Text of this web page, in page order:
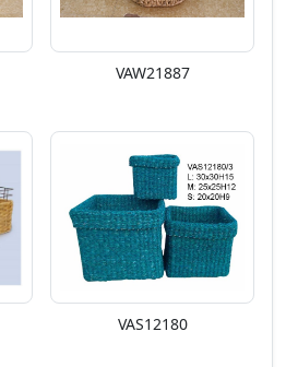
VAW21887
VAS12180